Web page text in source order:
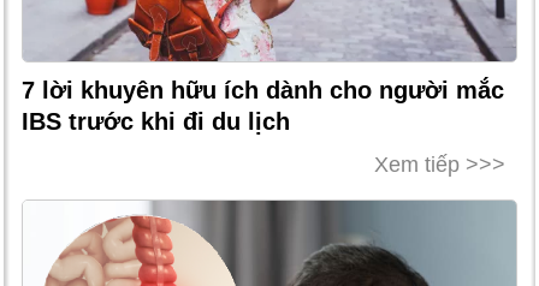
7 lời khuyên hữu ích dành cho người mắc
IBS trước khi đi du lịch
Xem tiếp >>>